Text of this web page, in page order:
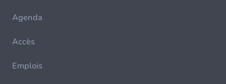
Agenda
Accès
Emplois